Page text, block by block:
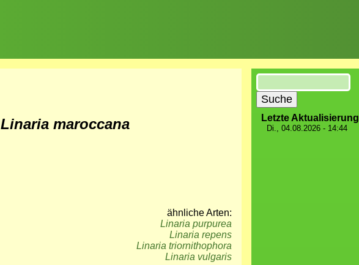
Linaria maroccana
ähnliche Arten:
Linaria purpurea
Linaria repens
Linaria triornithophora
Linaria vulgaris
Suche
Letzte Aktualisierung
Di., 04.08.2026 - 14:44